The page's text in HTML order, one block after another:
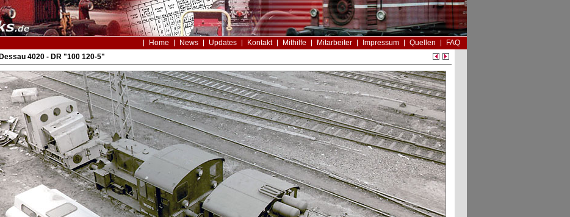
Home News Updates Kontakt Mithilfe Mitarbeiter Impressum Quellen
FAQ
4020 - DR "100 120-5"